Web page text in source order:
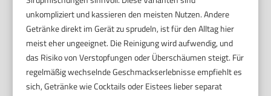
unkompliziert und kassieren den meisten Nutzen. Andere
Getränke direkt im Gerät zu sprudeln, ist für den Alltag hier
meist eher ungeeignet. Die Reinigung wird aufwendig, und
das Risiko von Verstopfungen oder Überschäumen steigt. Für
regelmäßig wechselnde Geschmackserlebnisse empfiehlt es
sich, Getränke wie Cocktails oder Eistees lieber separat